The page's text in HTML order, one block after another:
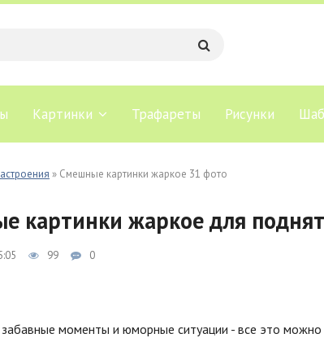
Картинки Трафареты Рисунки
» Смешные картинки жаркое 31 фото
картинки жаркое для
99 0
моменты и юморные ситуации - все это